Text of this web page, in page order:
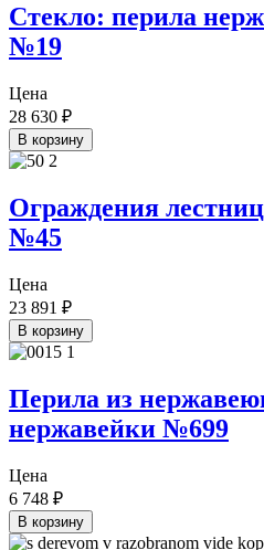
Стекло: перила
№19
Цена
28 630 ₽
В корзину
Ограждения
№45
Цена
23 891 ₽
В корзину
Перила из
нержавейки №699
Цена
6 748 ₽
В корзину